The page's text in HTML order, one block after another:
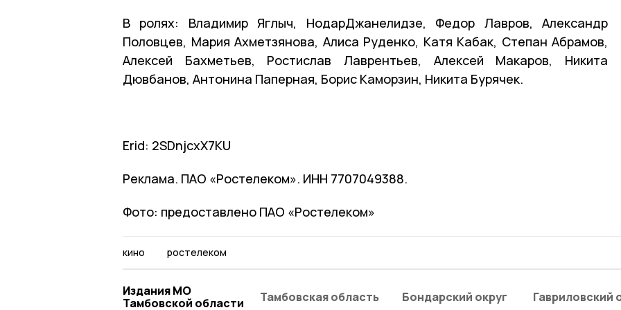
В ролях: Владимир Яглыч, НодарДжанелидзе, Федор Лавров, Александр
Половцев, Мария Ахметзянова, Алиса Руденко, Катя Кабак, Степан Абрамов,
Алексей Бахметьев, Ростислав Лаврентьев, Алексей Макаров, Никита
Дювбанов, Антонина Паперная, Борис Каморзин, Никита Бурячек.
Erid: 2SDnjcxX7KU
Реклама. ПАО «Ростелеком». ИНН 7707049388.
Фото: предоставлено ПАО «Ростелеком»
кино ростелеком
Издания МО
Тамбовской области
Тамбовская область Бондарский округ Гавриловский